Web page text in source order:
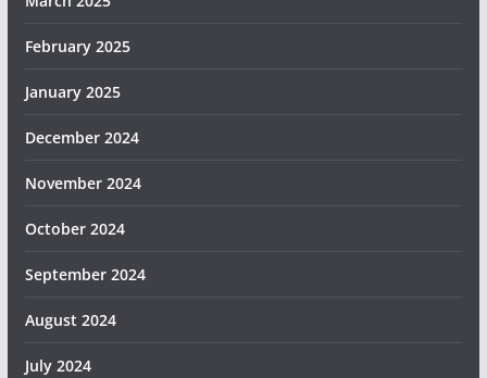
February 2025
January 2025
December 2024
November 2024
October 2024
September 2024
August 2024
July 2024